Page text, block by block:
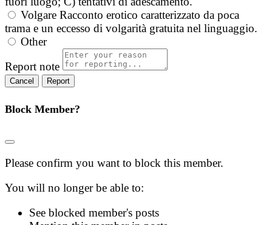
Volgare Racconto erotico caratterizzato da poca
trama e un eccesso di volgarità gratuita nel linguaggio.
Other
Report note
Report
Block Member?
Please confirm you want to block this member.
You will no longer be able to:
See blocked member's posts